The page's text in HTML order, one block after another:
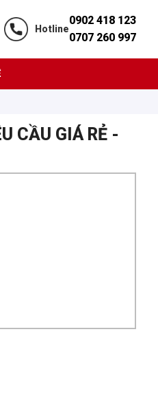
Hotline
0902 418 123
0707 260 997
CẦU GIÁ RẺ -